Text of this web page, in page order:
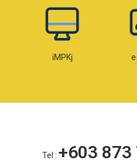
iMPKj
Tel : +603 873